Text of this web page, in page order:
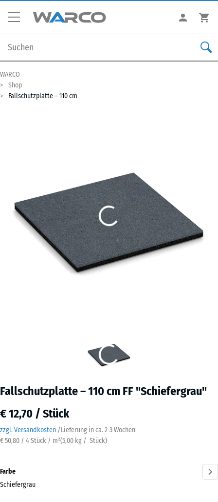
WARCO
Shop
Fallschutzplatte – 110 cm
Fallschutzplatte – 110 cm FF "Schiefergrau"
€ 12,70 / Stück
zzgl. Versandkosten /Lieferung in ca. 2-3 Wochen
€ 50,80 / 4 Stück / m²(5,00 kg / Stück)
Farbe
Schiefergrau